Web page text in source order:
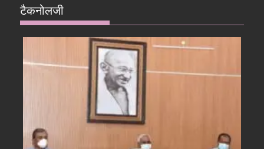
टैकनोलजी